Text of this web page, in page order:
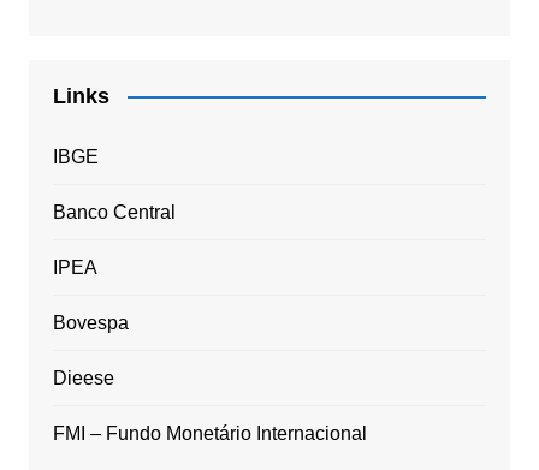
Links
IBGE
Banco Central
IPEA
Bovespa
Dieese
FMI – Fundo Monetário Internacional